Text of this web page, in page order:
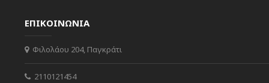
ΕΠΙΚΟΙΝΩΝΙΑ
Φιλολάου 204, Παγκράτι
2110121454